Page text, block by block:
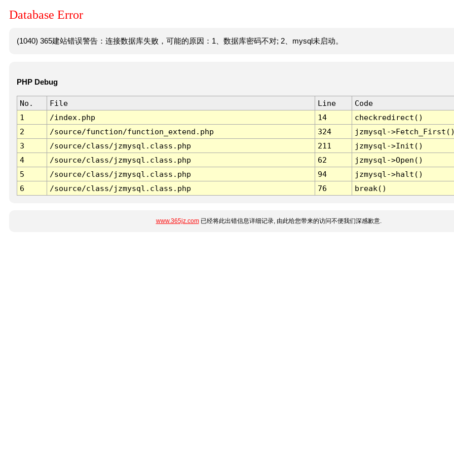
Database Error
(1040) 365建站错误警告：连接数据库失败，可能的原因：1、数据库密码不对; 2、mysql未启动。
PHP Debug
No. File Line
Code
1
/index.php 14
checkredirect()
2
/source/function/function_extend.php 324
jzmysql-
3
/source/class/jzmysql.class.php 211
jzmysql->Init()
4
/source/class/jzmysql.class.php 62
jzmysql->Open()
5
/source/class/jzmysql.class.php 94
jzmysql->halt()
6
/source/class/jzmysql.class.php 76 break()
www.365jz.com已经将此出错信息详细记录, 由此给您带来的访问不便我们深感歉意.